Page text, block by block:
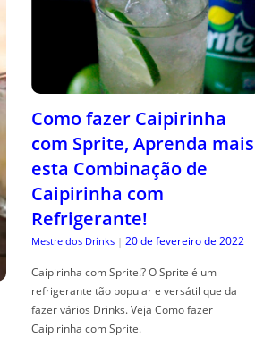
Como fazer Caipirinha
com Sprite, Aprenda mais
esta Combinação de
Caipirinha com
Refrigerante!
Mestre dos Drinks | 20 de fevereiro de 2022
Caipirinha com Sprite!? O Sprite é um
refrigerante tão popular e versátil que da
fazer vários Drinks. Veja Como fazer
Caipirinha com Sprite.